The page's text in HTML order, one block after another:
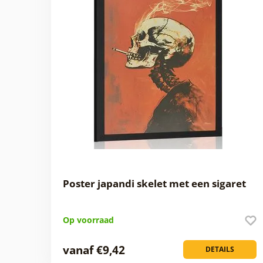
Poster japandi skelet met een sigaret
Op voorraad
DETAILS
vanaf €9,42